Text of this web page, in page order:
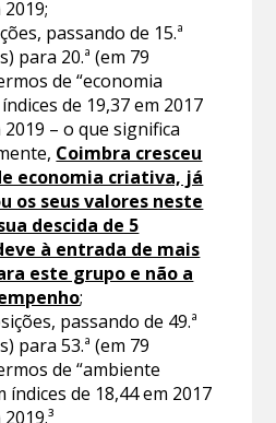
passando de 15.ª
para 20.ª (em 79
de “economia
de 19,37 em 2017
2019 – o que significa
Coimbra cresceu
economia criativa, já
os seus valores neste
descida de 5
à entrada de mais
este grupo e não a
;
passando de 49.ª
para 53.ª (em 79
de “ambiente
índices de 18,44 em 2017